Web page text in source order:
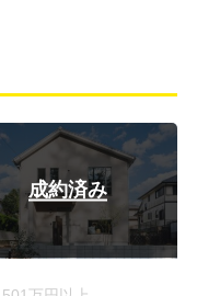
成約済み